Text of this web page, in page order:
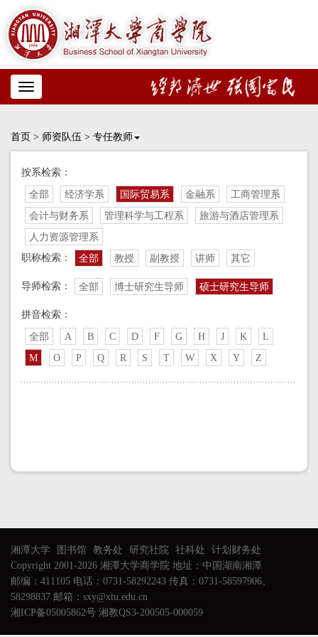
Toggle
navigation
首页 > 师资队伍 > 专任教师
按系检索：
全部 经济学系 国际贸易系 金融系
工商管理系
会计与财务系
管理科学与工程系
旅游与酒店管理系
人力资源管理系
职称检索：
全部 教授 副教授 讲师 其它
导师检索： 全部 博士研究生导师 硕士研究生导师
拼音检索：
全部 A B C D F G H J K
L
M
O P Q R S T W X Y Z
湘潭大学 图书馆 教务处 研究社院 社科处
计划财务处
Copyright 2001-2026 湘潭大学商学院 地址：中国湖南湘潭
邮编：411105 电话：0731-58292243 传真：0731-58597906、
58298837 邮箱：sxy@xtu.edu.cn
湘ICP备05005862号 湘教QS3-200505-000059